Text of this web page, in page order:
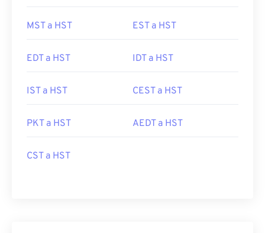
MST a HST EST a HST
EDT a HST IDT a HST
IST a HST CEST a HST
PKT a HST AEDT a HST
CST a HST